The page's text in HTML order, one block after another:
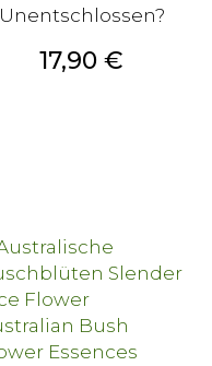
Unentschlossen?
Preis
17,90 €